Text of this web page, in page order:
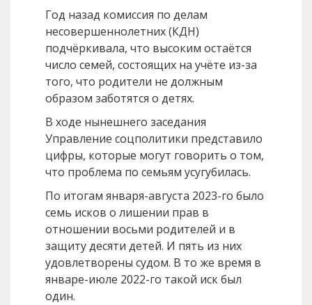
Год назад комиссия по делам
несовершеннолетних (КДН)
подчёркивала, что высоким остаётся
число семей, состоящих на учёте из-за
того, что родители не должным
образом заботятся о детях.
В ходе нынешнего заседания
Управление соцполитики представило
цифры, которые могут говорить о том,
что проблема по семьям усугубилась.
По итогам января-августа 2023-го было
семь исков о лишении прав в
отношении восьми родителей и в
защиту десяти детей. И пять из них
удовлетворены судом. В то же время в
январе-июле 2022-го такой иск был
один.